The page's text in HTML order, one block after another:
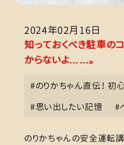
2024年02月16日
知っておくべき駐車
からないよ……。
#のりかちゃん直伝！
#思い出したい記憶 #
のりかちゃんの安全運転